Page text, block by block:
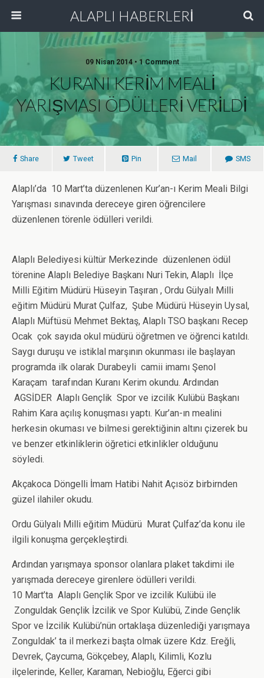
ALAPLI HABERLERİ
09 Nisan 2014 • 1 Comment
KURANI KERİM MEALİ
YARIŞMASI ÖDÜLLERİ VERİLDİ
Share Tweet Pin Mail SMS
Alaplı’da 10 Mart’ta düzenlenen Kur’an-ı Kerim Meali Bilgi
Yarışması sınavında dereceye giren öğrencilere
düzenlenen törenle ödülleri verildi.
Alaplı Belediyesi kültür Merkezinde düzenlenen ödül
törenine Alaplı Belediye Başkanı Nuri Tekin, Alaplı İlçe
Milli Eğitim Müdürü Hüseyin Taşıran , Ordu Gülyalı Milli
eğitim Müdürü Murat Çulfaz, Şube Müdürü Hüseyin Uysal,
Alaplı Müftüsü Mehmet Bektaş, Alaplı TSO başkanı Recep
Ocak çok sayıda okul müdürü öğretmen ve öğrenci katıldı.
Saygı duruşu ve istiklal marşının okunması ile başlayan
programda ilk olarak Durabeyli camii imamı Şenol
Karaçam tarafından Kuranı Kerim okundu. Ardından
AGSİDER Alaplı Gençlik Spor ve izcilik Kulübü Başkanı
Rahim Kara açılış konuşması yaptı. Kur’an-ın mealini
herkesin okuması ve bilmesi gerektiğinin altını çizerek bu
ve benzer etkinliklerin öğretici etkinlikler olduğunu
söyledi.
Akçakoca Döngelli İmam Hatibi Nahit Açısöz birbirnden
güzel ilahiler okudu.
Ordu Gülyalı Milli eğitim Müdürü Murat Çulfaz’da konu ile
ilgili konuşma gerçekleştirdi.
Ardından yarışmaya sponsor olanlara plaket takdimi ile
yarışmada dereceye girenlere ödülleri verildi.
10 Mart’ta Alaplı Gençlik Spor ve izcilik Kulübü ile
Zonguldak Gençlik İzcilik ve Spor Kulübü, Zinde Gençlik
Spor ve İzcilik Kulübü’nün ortaklaşa düzenlediği yarışmaya
Zonguldak’ ta il merkezi başta olmak üzere Kdz. Ereğli,
Devrek, Çaycuma, Gökçebey, Alaplı, Kilimli, Kozlu
ilçelerinde, Keller, Karaman, Nebioğlu, Eğerci gibi